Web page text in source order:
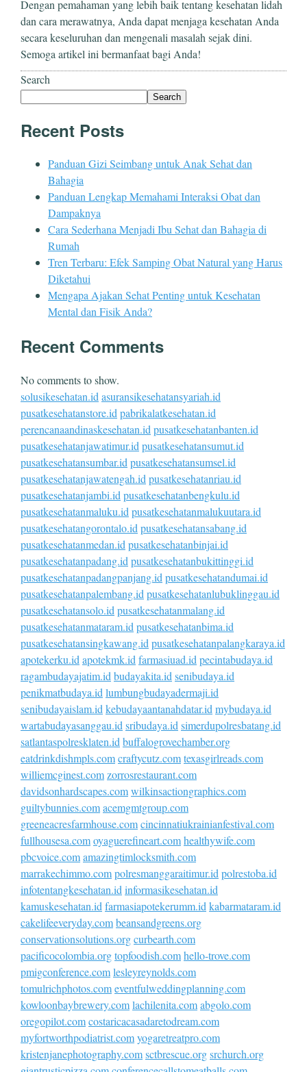
Dengan pemahaman yang lebih baik tentang kesehatan lidah
dan cara merawatnya, Anda dapat menjaga kesehatan Anda
secara keseluruhan dan mengenali masalah sejak dini.
Semoga artikel ini bermanfaat bagi Anda!
Search
Search
Recent Posts
Panduan Gizi Seimbang untuk Anak Sehat dan
Bahagia
Panduan Lengkap Memahami Interaksi Obat dan
Dampaknya
Cara Sederhana Menjadi Ibu Sehat dan Bahagia di
Rumah
Tren Terbaru: Efek Samping Obat Natural yang Harus
Diketahui
Mengapa Ajakan Sehat Penting untuk Kesehatan
Mental dan Fisik Anda?
Recent Comments
No comments to show.
solusikesehatan.idasuransikesehatansyariah.id
pusatkesehatanstore.idpabrikalatkesehatan.id
perencanaandinaskesehatan.idpusatkesehatanbanten.id
pusatkesehatanjawatimur.idpusatkesehatansumut.id
pusatkesehatansumbar.idpusatkesehatansumsel.id
pusatkesehatanjawatengah.idpusatkesehatanriau.id
pusatkesehatanjambi.idpusatkesehatanbengkulu.id
pusatkesehatanmaluku.idpusatkesehatanmalukuutara.id
pusatkesehatangorontalo.idpusatkesehatansabang.id
pusatkesehatanmedan.idpusatkesehatanbinjai.id
pusatkesehatanpadang.idpusatkesehatanbukittinggi.id
pusatkesehatanpadangpanjang.idpusatkesehatandumai.id
pusatkesehatanpalembang.idpusatkesehatanlubuklinggau.id
pusatkesehatansolo.idpusatkesehatanmalang.id
pusatkesehatanmataram.idpusatkesehatanbima.id
pusatkesehatansingkawang.idpusatkesehatanpalangkaraya.id
apotekerku.idapotekmk.idfarmasiuad.idpecintabudaya.id
ragambudayajatim.idbudayakita.idsenibudaya.id
penikmatbudaya.idlumbungbudayadermaji.id
senibudayaislam.idkebudayaantanahdatar.idmybudaya.id
wartabudayasanggau.idsribudaya.idsimerdupolresbatang.id
satlantaspolresklaten.idbuffalogrovechamber.org
eatdrinkdishmpls.comcraftycutz.comtexasgirlreads.com
williemcginest.comzorrosrestaurant.com
davidsonhardscapes.comwilkinsactiongraphics.com
guiltybunnies.comacemgmtgroup.com
greeneacresfarmhouse.comcincinnatiukrainianfestival.com
fullhousesa.comoyaguerefineart.comhealthywife.com
pbcvoice.comamazingtimlocksmith.com
marrakechimmo.compolresmanggaraitimur.idpolrestoba.id
infotentangkesehatan.idinformasikesehatan.id
kamuskesehatan.idfarmasiapotekerumm.idkabarmataram.id
cakelifeeveryday.combeansandgreens.org
conservationsolutions.orgcurbearth.com
pacificocolombia.orgtopfoodish.comhello-trove.com
pmigconference.comlesleyreynolds.com
tomulrichphotos.comeventfulweddingplanning.com
kowloonbaybrewery.comlachilenita.comabgolo.com
oregopilot.comcostaricacasadaretodream.com
myfortworthpodiatrist.comyogaretreatpro.com
kristenjanephotography.comsctbrescue.orgsrchurch.org